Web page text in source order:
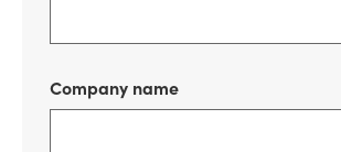
Company name